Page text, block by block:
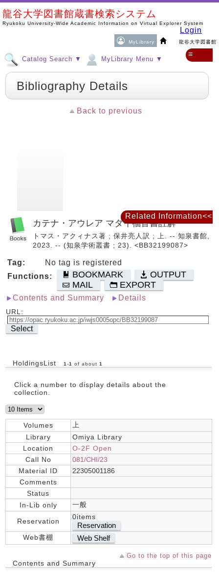
龍谷大学図書館蔵書検索システム
Ryukoku University-Wide Academic Information on Virtual Explorer System
MyLibrary 龍谷大学図書館
Login
Catalog Search ▼ MyLibrary Menu ▼
≡
Bibliography Details
Back to previous
カテナ・アウレア マタイ福音書註解
トマス・アクィナス著 ; 保井亮人訳 ; 上. -- 知泉書館,
2023. -- (知泉学術叢書 ; 23). <BB32199087>
Tag:
No tag is registered
Functions:
BOOKMARK
OUTPUT
MAIL
EXPORT
Contents and Summary Details
URL:
Select
HoldingsList 1 -1 of about 1
Click a number to display details about the
collection.
Volumes
上
Library
Omiya Library
Location
O-2F Open
Call No
081/CHI/23
Material ID
22305001186
Comments
Status
In-Lib only
一般
Reservation
0items
Reservation
Web書棚 Web Shelf
Go to the top of this page
Contents and Summary
Related Information<<